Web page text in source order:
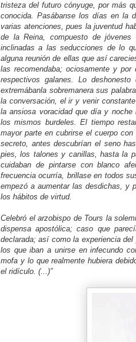
tristeza del futuro cónyuge, por más
conocida. Pasábanse los días en la
varias atenciones, pues la juventud
de la Reina, compuesto de
inclinadas a las seducciones de lo
alguna reunión de ellas que así
las recomendaba; ociosamente y
respectivos galanes. Lo
extremábanla sobremanera sus
la conversación, el ir y venir
la ansiosa voracidad que día y
los mismos burdeles. El tiempo
mayor parte en cubrirse el cuerpo
secreto, antes descubrían el seno
pies, los talones y canillas, hasta la
cuidaban de pintarse con blanco
frecuencia ocurría, brillase en todos
empezó a aumentar las desdichas, y
los hábitos de virtud.
Celebró el arzobispo de Tours la
dispensa apostólica; caso que
declarada; así como la experiencia
los que iban a unirse en infecundo
mofa y lo que realmente hubiera
el ridículo. (...)”